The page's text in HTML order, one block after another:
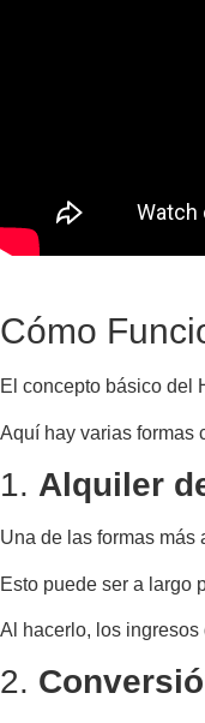
Cómo
El concepto básico del
Aquí hay varias formas
1. Alquiler
Una de las formas
Esto puede ser a largo
Al hacerlo, los
2.